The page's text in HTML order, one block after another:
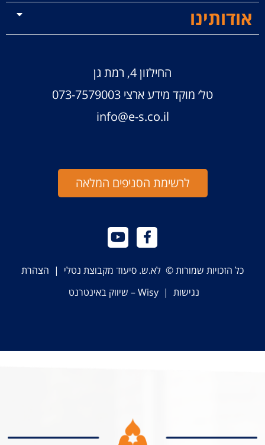
אודותינו
החילזון 4, רמת גן
טל׳ מוקד מידע ארצי 073-7579003
info@e-s.co.il
לרשימת הסניפים המלאה
כל הזכויות שמורות © לא.ש. סיעוד מקבוצת נטלי | הצהרת
נגישות |Wisy – שיווק באינטרנט